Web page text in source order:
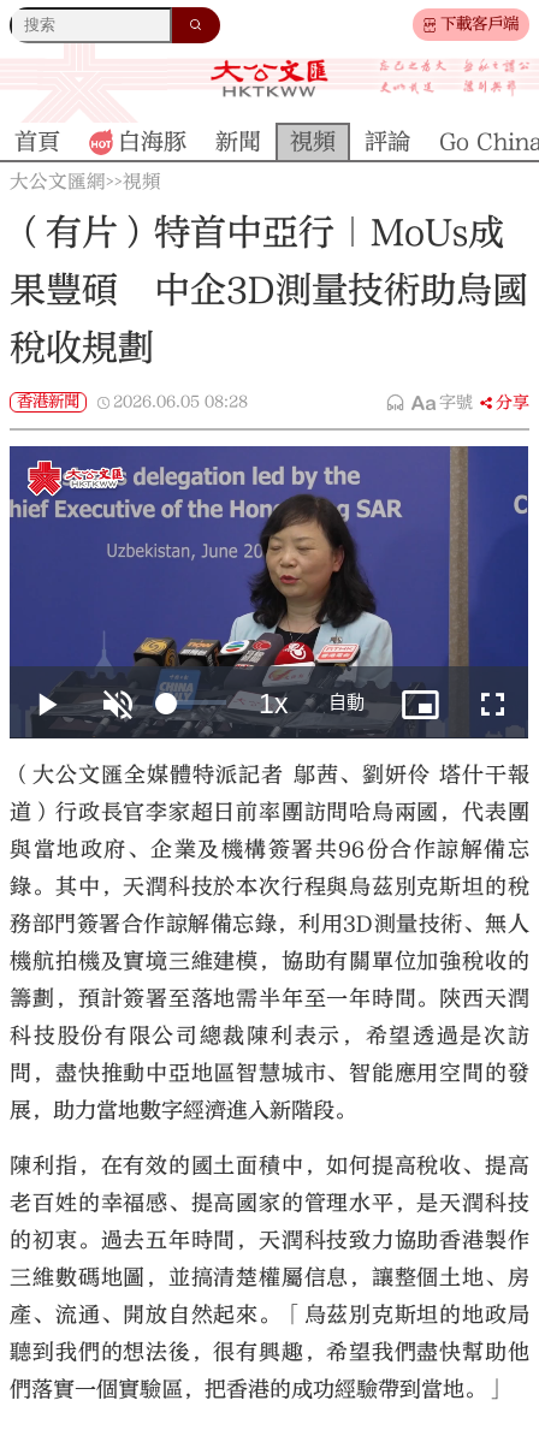
下載客戶端
大公文匯
首頁 白海豚 新聞 視頻 評論 Go
大公文匯網>>視頻
（有片）特首中亞行｜MoUs成
果豐碩 中企3D測量技術助烏國
稅收規劃
香港新聞 2026.06.05 08:28 字號 分享
（大公文匯全媒體特派記者 鄔茜、劉妍伶 塔什干報
道）行政長官李家超日前率團訪問哈烏兩國，代表團
與當地政府、企業及機構簽署共96份合作諒解備忘
錄。其中，天潤科技於本次行程與烏茲別克斯坦的稅
務部門簽署合作諒解備忘錄，利用3D測量技術、無人
機航拍機及實境三維建模，協助有關單位加強稅收的
籌劃，預計簽署至落地需半年至一年時間。陝西天潤
科技股份有限公司總裁陳利表示，希望透過是次訪
問，盡快推動中亞地區智慧城市、智能應用空間的發
展，助力當地數字經濟進入新階段。
陳利指，在有效的國土面積中，如何提高稅收、提高
老百姓的幸福感、提高國家的管理水平，是天潤科技
的初衷。過去五年時間，天潤科技致力協助香港製作
三維數碼地圖，並搞清楚權屬信息，讓整個土地、房
產、流通、開放自然起來。「烏茲別克斯坦的地政局
聽到我們的想法後，很有興趣，希望我們盡快幫助他
們落實一個實驗區，把香港的成功經驗帶到當地。」